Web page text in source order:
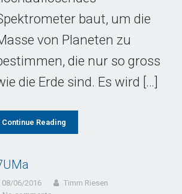
baut, um die
von Planeten zu
die nur so gross
die Erde sind. Es wird […]
Continue Reading
08/06/2016
Timm Riesen